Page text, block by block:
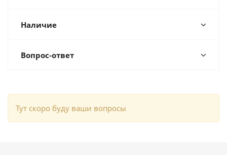
Наличие
Вопрос-ответ
Тут скоро буду ваши вопросы